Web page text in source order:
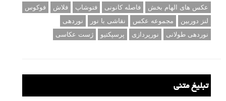
عکس های الهام بخش
فاصله کانونی فتوشاپ فلاش
فوکوس
لنز دوربین
مجموعه عکس نقاشی با نور
نوردهی
نوردهی طولانی
نورپردازی پرسپکتیو ژست عکاسی
تبلیغ متنی